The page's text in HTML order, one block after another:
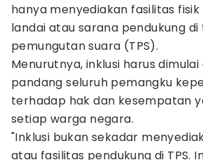
hanya menyediakan fasilitas
landai atau sarana pendukung
pemungutan suara (TPS).
Menurutnya, inklusi harus
pandang seluruh pemangku
terhadap hak dan kesempatan
setiap warga negara.
"Inklusi bukan sekadar
atau fasilitas pendukung di TPS.